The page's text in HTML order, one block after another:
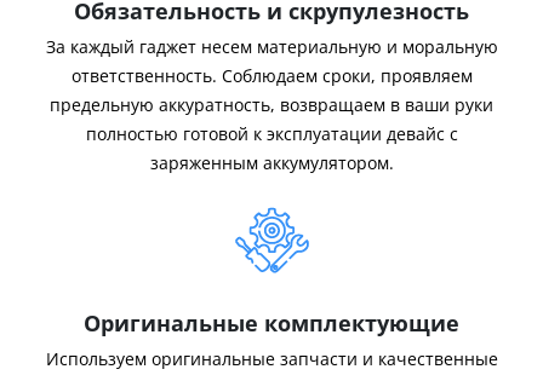
Обязательность и скрупулезность
За каждый гаджет несем материальную и моральную
ответственность. Соблюдаем сроки, проявляем
предельную аккуратность, возвращаем в ваши руки
полностью готовой к эксплуатации девайс с
заряженным аккумулятором.
Оригинальные комплектующие
Используем оригинальные запчасти и качественные